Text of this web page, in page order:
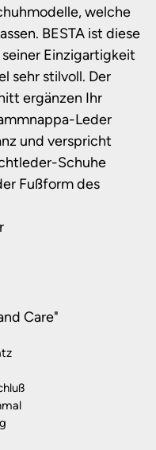
welche
BESTA ist diese
seiner Einzigartigkeit
sehr stilvoll. Der
ergänzen Ihr
Leder
und verspricht
Schuhe
Fußform des
Care"